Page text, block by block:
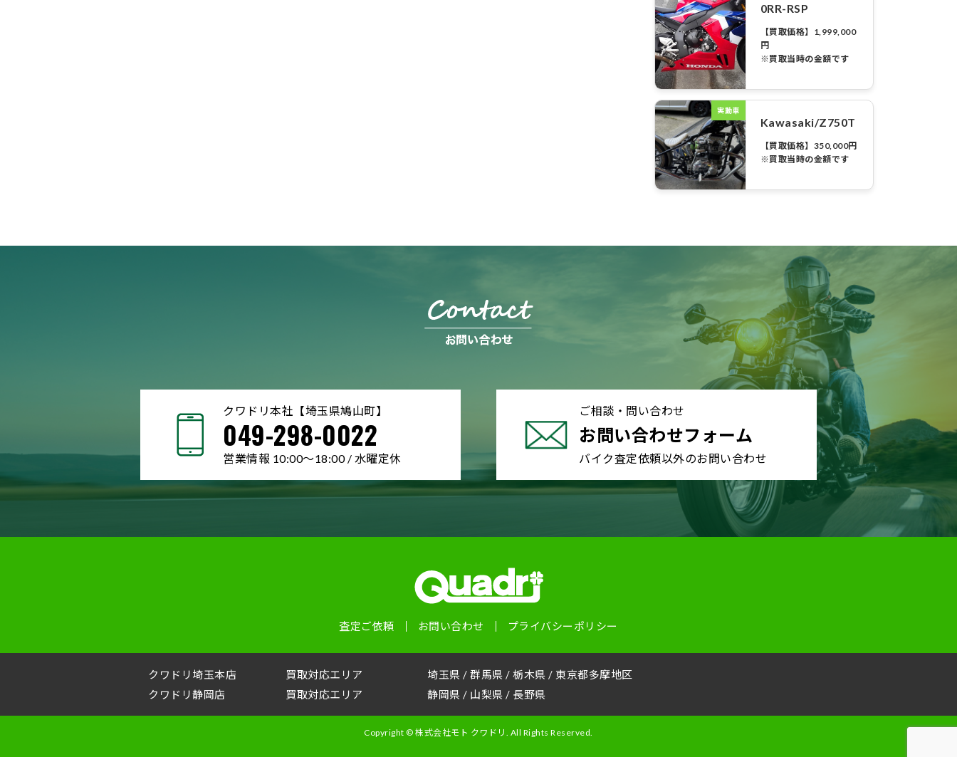
0RR-RSP
【買取価格】1,999,000
円
※買取当時の金額です
実動車
Kawasaki/Z750T
【買取価格】350,000円
※買取当時の金額です
クワドリ本社【埼玉県鳩山町】
049-298-0022
営業情報 10:00～18:00 / 水曜定休
ご相談・問い合わせ
お問い合わせフォーム
バイク査定依頼以外のお問い合わせ
査定ご依頼 お問い合わせ プライバシーポリシー
クワドリ埼玉本店 買取対応エリア 埼玉県 / 群馬県 / 栃木県 / 東京都多摩地区
クワドリ静岡店
買取対応エリア 静岡県 / 山梨県 / 長野県
Copyright © 株式会社モト クワドリ. All Rights Reserved.